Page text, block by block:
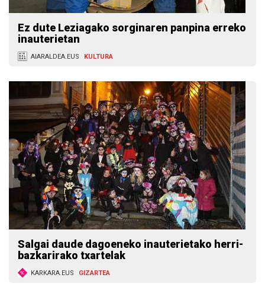
Ez dute Leziagako sorginaren panpina erreko
inauterietan
AIARALDEA.EUS KULTURA
Salgai daude dagoeneko inauterietako herri-
bazkarirako txartelak
KARKARA.EUS GIZARTEA